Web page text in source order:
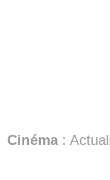
Cinéma: